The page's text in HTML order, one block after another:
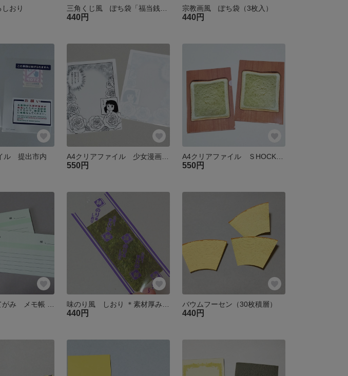
おり
440円
宗教画風 ぽち袋（3枚入）
440円
ル 提出市内
550円 550円
領収証風 おてがみ メモ帳 ＊用紙厚み変更版 味のり風 しおり ＊素材厚み変更版
440円
バウムフーセン（30枚積層）
440円